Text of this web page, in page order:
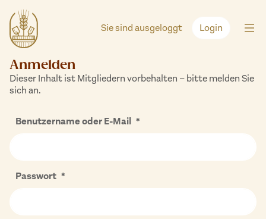
Zum
Inhalt
springen
Sie sind ausgeloggt Login
Anmelden
Dieser Inhalt ist Mitgliedern vorbehalten – bitte melden Sie
sich an.
Benutzername oder E-Mail *
Passwort *